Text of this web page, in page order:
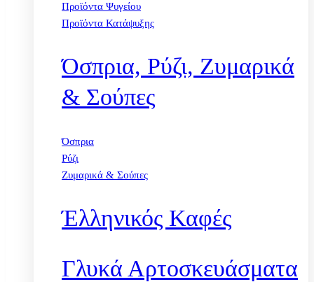
Προϊόντα Ψυγείου
Προϊόντα Κατάψυξης
Όσπρια, Ρύζι, Ζυμαρικά
& Σούπες
Όσπρια
Ρύζι
Ζυμαρικά & Σούπες
Έλληνικός Καφές
Γλυκά Αρτοσκευάσματα